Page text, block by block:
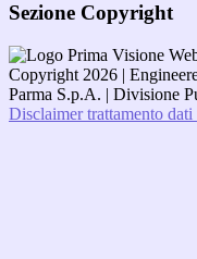
Sezione Copyright
Copyright 2026 |
Parma S.p.A. | Divisione
Disclaimer trattamento dati